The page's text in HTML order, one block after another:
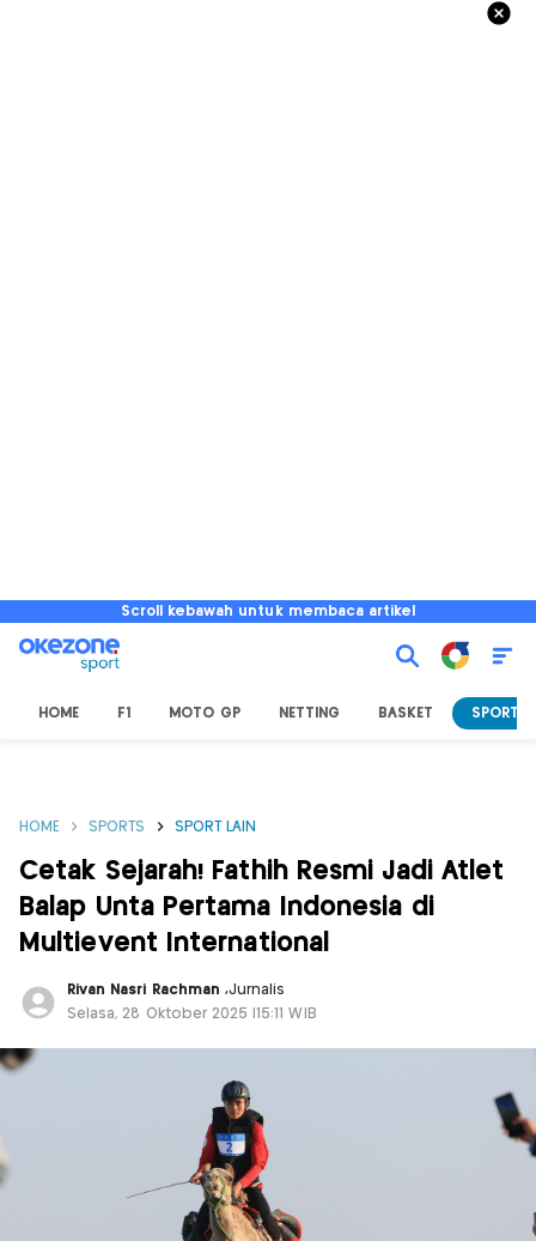
Scroll kebawah untuk membaca artikel
HOME F1 MOTO GP NETTING BASKET SPORT
HOME SPORTS SPORT LAIN
Cetak Sejarah! Fathih Resmi Jadi Atlet
Balap Unta Pertama Indonesia di
Multievent International
Rivan Nasri Rachman ,Jurnalis
Selasa, 28 Oktober 2025 |15:11 WIB